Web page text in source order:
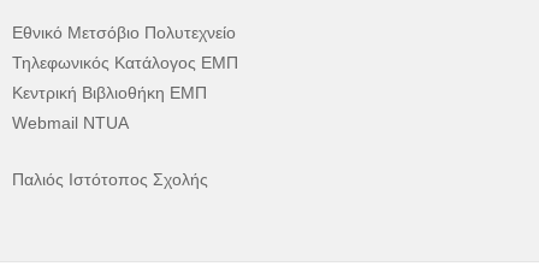
Εθνικό Μετσόβιο Πολυτεχνείο
Τηλεφωνικός Κατάλογος ΕΜΠ
Κεντρική Βιβλιοθήκη ΕΜΠ
Webmail NTUA
Παλιός Ιστότοπος Σχολής